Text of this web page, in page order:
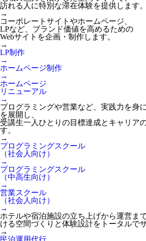
訪れる人に特別な滞在体験を提供します。
→
コーポレートサイトやホームページ、
LPなど、ブランド価値を高めるための
Webサイトを企画・制作します。
→
LP制作
→
ホームページ制作
→
ホームページ
リニューアル
→
プログラミングや営業など、実践力を身
を展開し、
受講生一人ひとりの目標達成とキャリア
す。
→
プログラミングスクール
（社会人向け）
→
プログラミングスクール
（中高生向け）
→
営業スクール
（社会人向け）
→
ホテルや宿泊施設の立ち上げから運営ま
ける空間づくりと体験設計をトータルで
→
民泊運用代行